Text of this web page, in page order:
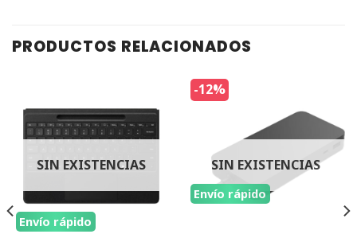
PRODUCTOS RELACIONADOS
Envío rápido
SIN EXISTENCIAS
-12%
Envío rápido
SIN EXISTENCIAS